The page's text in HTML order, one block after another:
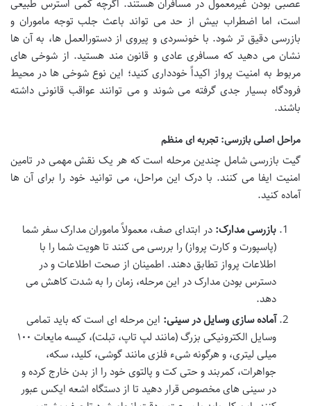
عصبی بودن غیرمعمول در مسافران هستند. اگرچه کمی استرس طبیعی
است، اما اضطراب بیش از حد می تواند باعث جلب توجه ماموران و
بازرسی دقیق تر شود. با خونسردی و پیروی از دستورالعمل ها، به آن ها
نشان می دهید که مسافری عادی و قانون مند هستید. از شوخی های
مربوط به امنیت پرواز اکیداً خودداری کنید؛ این نوع شوخی ها در محیط
فرودگاه بسیار جدی گرفته می شوند و می توانند عواقب قانونی داشته
باشند.
مراحل اصلی بازرسی: تجربه ای منظم
گیت بازرسی شامل چندین مرحله است که هر یک نقش مهمی در تامین
امنیت ایفا می کنند. با درک این مراحل، می توانید خود را برای آن ها
آماده کنید.
بازرسی مدارک: در ابتدای صف، معمولاً ماموران مدارک سفر شما
(پاسپورت و کارت پرواز) را بررسی می کنند تا هویت شما را با
اطلاعات پرواز تطابق دهند. اطمینان از صحت اطلاعات و در
دسترس بودن مدارک در این مرحله، زمان را به شدت کاهش می
دهد.
آماده سازی وسایل در سینی: این مرحله ای است که باید تمامی
وسایل الکترونیکی بزرگ (مانند لپ تاپ، تبلت)، کیسه مایعات ۱۰۰
میلی لیتری، و هرگونه شیء فلزی مانند گوشی، کلید، سکه،
جواهرات، کمربند و حتی کت و پالتوی خود را از بدن خارج کرده و
در سینی های مخصوص قرار دهید تا از دستگاه اشعه ایکس عبور